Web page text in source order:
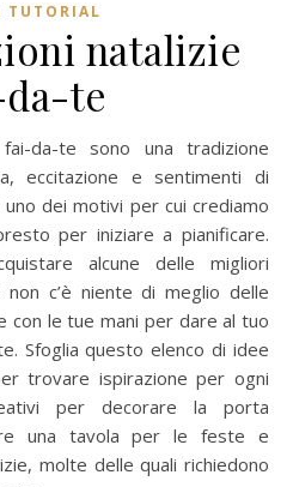
TUTORIAL
natalizie
te
eccitazione e sentimenti di
dei motivi per cui crediamo
per iniziare a pianificare.
alcune delle migliori
c’è niente di meglio delle
con le tue mani per dare al tuo
Sfoglia questo elenco di idee
trovare ispirazione per ogni
per decorare la porta
una tavola per le feste e
molte delle quali richiedono